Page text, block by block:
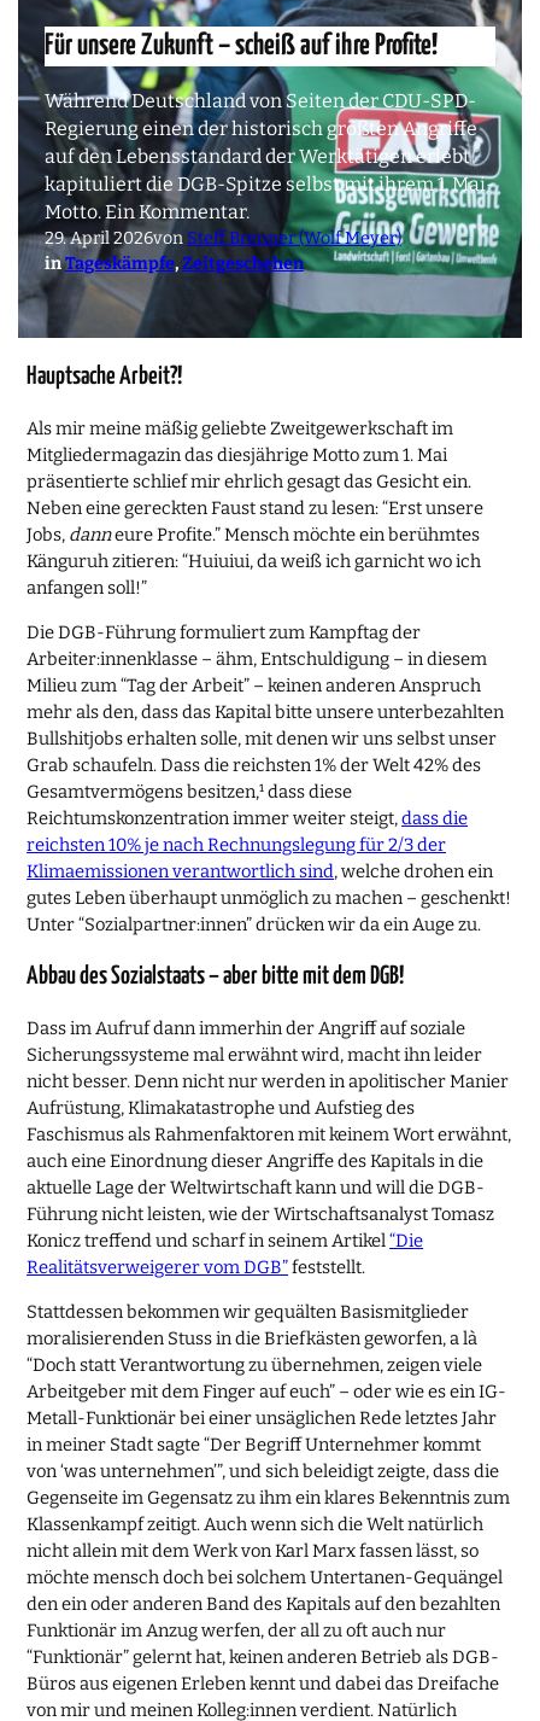
Für unsere Zukunft – scheiß auf ihre Profite!
Während Deutschland von Seiten der CDU-SPD-
Regierung einen der historisch größten Angriffe
auf den Lebensstandard der Werktätigen erlebt
kapituliert die DGB-Spitze selbst mit ihrem 1. Mai-
Motto. Ein Kommentar.
29. April 2026von Steff Brenner (Wolf Meyer)
inTageskämpfe, Zeitgeschehen
Hauptsache Arbeit?!
Als mir meine mäßig geliebte Zweitgewerkschaft im
Mitgliedermagazin das diesjährige Motto zum 1. Mai
präsentierte schlief mir ehrlich gesagt das Gesicht ein.
Neben eine gereckten Faust stand zu lesen: “Erst unsere
Jobs, danneure Profite.” Mensch möchte ein berühmtes
Känguruh zitieren: “Huiuiui, da weiß ich garnicht wo ich
anfangen soll!”
Die DGB-Führung formuliert zum Kampftag der
Arbeiter:innenklasse – ähm, Entschuldigung – in diesem
Milieu zum “Tag der Arbeit” – keinen anderen Anspruch
mehr als den, dass das Kapital bitte unsere unterbezahlten
Bullshitjobs erhalten solle, mit denen wir uns selbst unser
Grab schaufeln. Dass die reichsten 1% der Welt 42% des
Gesamtvermögens besitzen,¹ dass diese
Reichtumskonzentration immer weiter steigt,dass die
reichsten 10% je nach Rechnungslegung für 2/3 der
Klimaemissionen verantwortlich sind, welche drohen ein
gutes Leben überhaupt unmöglich zu machen – geschenkt!
Unter “Sozialpartner:innen” drücken wir da ein Auge zu.
Abbau des Sozialstaats – aber bitte mit dem DGB!
Dass im Aufruf dann immerhin der Angriff auf soziale
Sicherungssysteme mal erwähnt wird, macht ihn leider
nicht besser. Denn nicht nur werden in apolitischer Manier
Aufrüstung, Klimakatastrophe und Aufstieg des
Faschismus als Rahmenfaktoren mit keinem Wort erwähnt,
auch eine Einordnung dieser Angriffe des Kapitals in die
aktuelle Lage der Weltwirtschaft kann und will die DGB-
Führung nicht leisten, wie der Wirtschaftsanalyst Tomasz
Konicz treffend und scharf in seinem Artikel“Die
Realitätsverweigerer vom DGB”feststellt.
Stattdessen bekommen wir gequälten Basismitglieder
moralisierenden Stuss in die Briefkästen geworfen, a là
“Doch statt Verantwortung zu übernehmen, zeigen viele
Arbeitgeber mit dem Finger auf euch” – oder wie es ein IG-
Metall-Funktionär bei einer unsäglichen Rede letztes Jahr
in meiner Stadt sagte “Der Begriff Unternehmer kommt
von ‘was unternehmen’”, und sich beleidigt zeigte, dass die
Gegenseite im Gegensatz zu ihm ein klares Bekenntnis zum
Klassenkampf zeitigt. Auch wenn sich die Welt natürlich
nicht allein mit dem Werk von Karl Marx fassen lässt, so
möchte mensch doch bei solchem Untertanen-Gequängel
den ein oder anderen Band des Kapitals auf den bezahlten
Funktionär im Anzug werfen, der all zu oft auch nur
“Funktionär” gelernt hat, keinen anderen Betrieb als DGB-
Büros aus eigenen Erleben kennt und dabei das Dreifache
von mir und meinen Kolleg:innen verdient. Natürlich